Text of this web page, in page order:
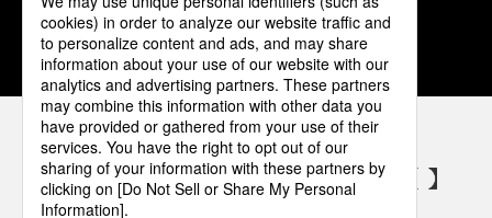
1 2 3 4 5
パナソニックの電気設備 SNSアカウント